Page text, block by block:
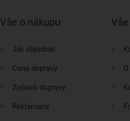
Vše o nákupu
Jak objednat
Cena dopravy
Způsob dopravy
Reklamace